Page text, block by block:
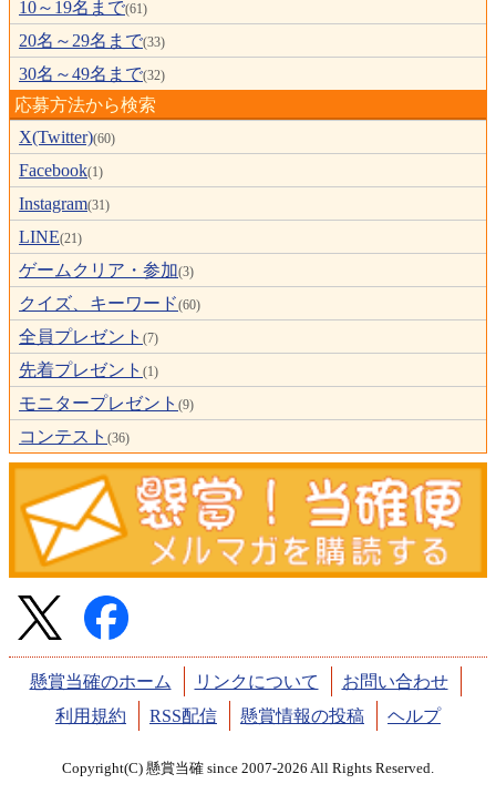
10～19名まで(61)
20名～29名まで(33)
30名～49名まで(32)
応募方法から検索
X(Twitter)(60)
Facebook(1)
Instagram(31)
LINE(21)
ゲームクリア・参加(3)
クイズ、キーワード(60)
全員プレゼント (7)
先着プレゼント (1)
モニタープレゼント (9)
コンテスト (36)
懸賞当確のホーム リンクについて
お問い合わせ
利用規約
RSS配信 懸賞情報の投稿 ヘルプ
Copyright(C) 懸賞当確 since 2007-2026 All Rights Reserved.